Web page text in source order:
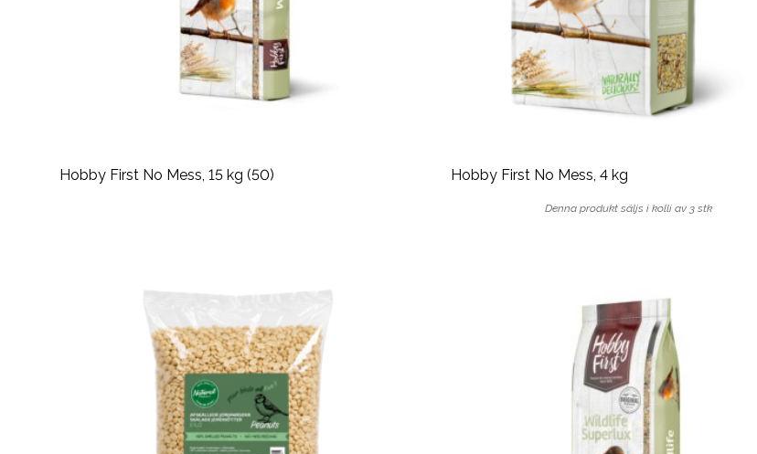
Hobby First No Mess, 15 kg (50) Hobby First No Mess, 4 kg
Denna produkt säljs i kolli av 3 stk